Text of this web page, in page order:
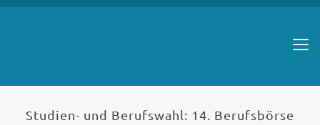
Studien- und Berufswahl: 14. Berufsbörse